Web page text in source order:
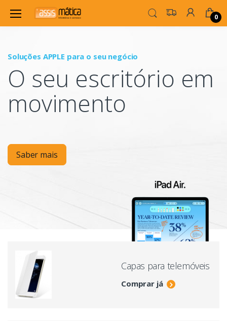
0
Soluções APPLE para o seu negócio
O seu escritório em
movimento
Saber mais
Capas para telemóveis
Comprar já